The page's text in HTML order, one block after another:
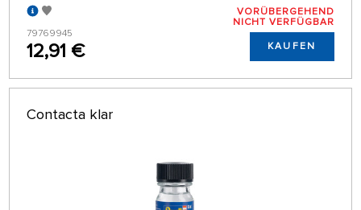
79769945
12,91 €
VORÜBERGEHEND
NICHT VERFÜGBAR
KAUFEN
Contacta klar